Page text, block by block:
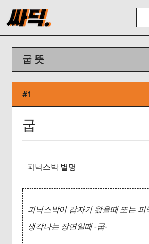
굽 뜻
#1
굽
피닉스박 별명
피닉스박이 갑자기 왔을때 또는 피
생각나는 장면일때 -굽-